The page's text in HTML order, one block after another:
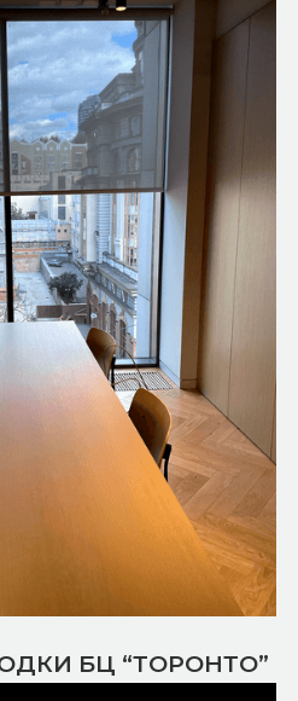
БЦ “ТОРОНТО”